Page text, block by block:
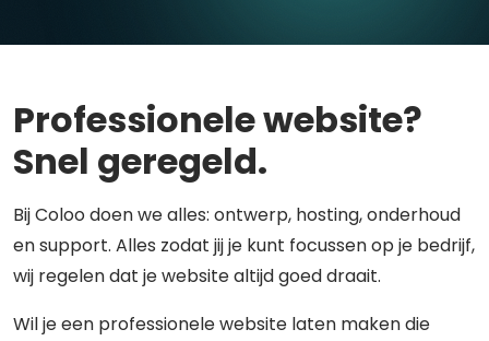
Professionele website?
Snel geregeld.
Bij Coloo doen we alles: ontwerp, hosting, onderhoud
en support. Alles zodat jij je kunt focussen op je bedrijf,
wij regelen dat je website altijd goed draait.
Wil je een professionele website laten maken die